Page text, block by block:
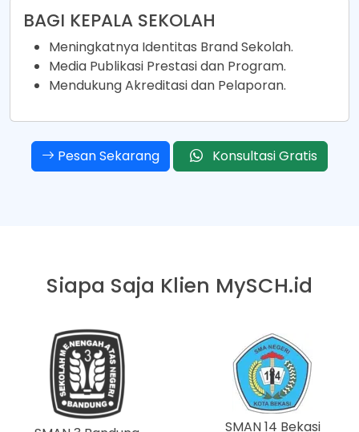
BAGI KEPALA SEKOLAH
Meningkatnya Identitas Brand Sekolah.
Media Publikasi Prestasi dan Program.
Mendukung Akreditasi dan Pelaporan.
Pesan Sekarang Konsultasi Gratis
Siapa Saja Klien MySCH.id
SMAN 14 Bekasi